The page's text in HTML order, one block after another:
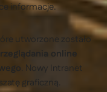
informacje.
utworzone zostało
online
. Nowy Intranet
graficzną.